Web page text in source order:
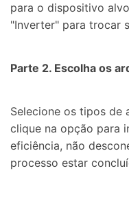
para o dispositivo
"Inverter" para trocar
Parte 2. Escolha os
Selecione os tipos de
clique na opção para
eficiência, não
processo estar